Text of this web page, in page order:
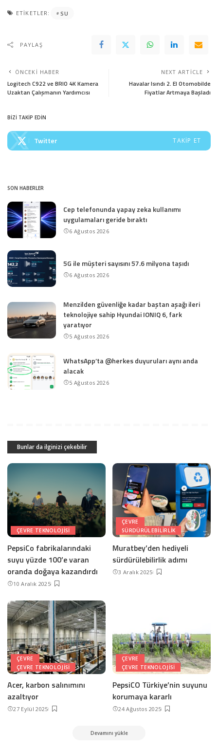
ETIKETLER: SU
PAYLAŞ
ÖNCEKI HABER
Logitech C922 ve BRIO 4K Kamera
Uzaktan Çalışmanın Yardımcısı
NEXT ARTICLE
Havalar Isındı 2. El Otomobilde
Fiyatlar Artmaya Başladı
BİZİ TAKİP EDİN
Twitter TAKIP ET
SON HABERLER
Cep telefonunda yapay zeka kullanımı
uygulamaları geride bıraktı
6 Ağustos 2026
5G ile müşteri sayısını 57.6 milyona taşıdı
6 Ağustos 2026
Menzilden güvenliğe kadar baştan aşağı ileri
teknolojiye sahip Hyundai IONIQ 6, fark
yaratıyor
5 Ağustos 2026
WhatsApp’ta @herkes duyuruları aynı anda
alacak
5 Ağustos 2026
Bunlar da ilginizi çekebilir
ÇEVRE TEKNOLOJISI
PepsiCo fabrikalarındaki
suyu yüzde 100’e varan
oranda doğaya kazandırdı
10 Aralık 2025
ÇEVRE
SÜRDÜRÜLEBILIRLIK
Muratbey’den hediyeli
sürdürülebilirlik adımı
3 Aralık 2025
ÇEVRE
ÇEVRE TEKNOLOJISI
Acer, karbon salınımını
azaltıyor
27 Eylül 2025
ÇEVRE
ÇEVRE TEKNOLOJISI
PepsiCO Türkiye’nin suyunu
korumaya kararlı
24 Ağustos 2025
Devamını yükle